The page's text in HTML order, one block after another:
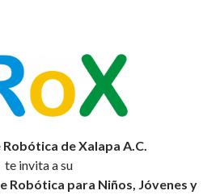
de Xalapa A.C.
te invita a su
Robótica para Niños, Jóvenes y